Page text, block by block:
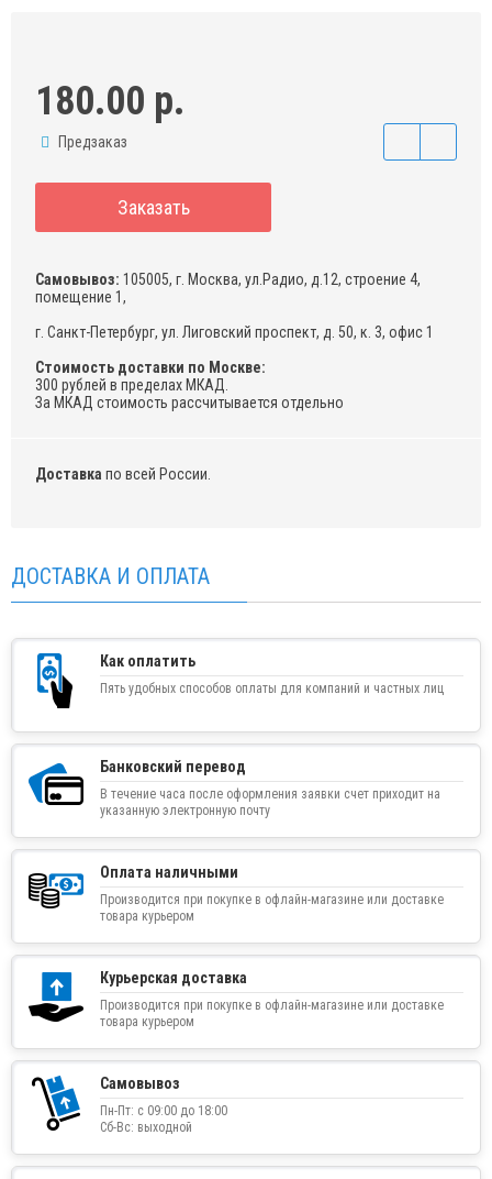
180.00 р.
Предзаказ
Заказать
Самовывоз: 105005, г. Москва, ул.Радио, д.12, строение 4,
помещение 1,
г. Санкт-Петербург, ул. Лиговский проспект, д. 50, к. 3, офис 1
Стоимость доставки по Москве:
300 рублей в пределах МКАД.
За МКАД стоимость рассчитывается отдельно
Доставка по всей России.
ДОСТАВКА И ОПЛАТА
Как оплатить
Пять удобных способов оплаты для компаний и частных лиц
Банковский перевод
В течение часа после оформления заявки счет приходит на
указанную электронную почту
Оплата наличными
Производится при покупке в офлайн-магазине или доставке
товара курьером
Курьерская доставка
Производится при покупке в офлайн-магазине или доставке
товара курьером
Самовывоз
Пн-Пт: с 09:00 до 18:00
Сб-Вс: выходной